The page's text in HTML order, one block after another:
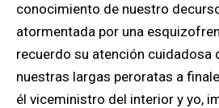
conocimiento de nuestro
atormentada por una
recuerdo su atención cuidadosa
nuestras largas peroratas a
él viceministro del interior y yo,